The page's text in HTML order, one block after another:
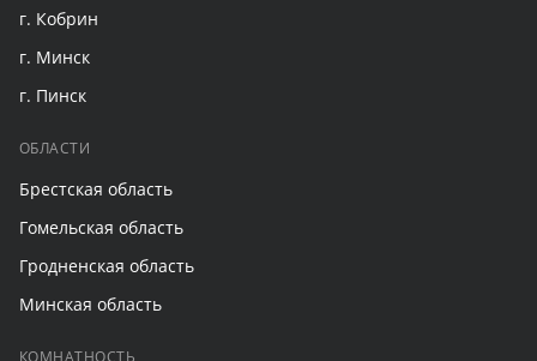
г. Кобрин
г. Минск
г. Пинск
ОБЛАСТИ
Брестская область
Гомельская область
Гродненская область
Минская область